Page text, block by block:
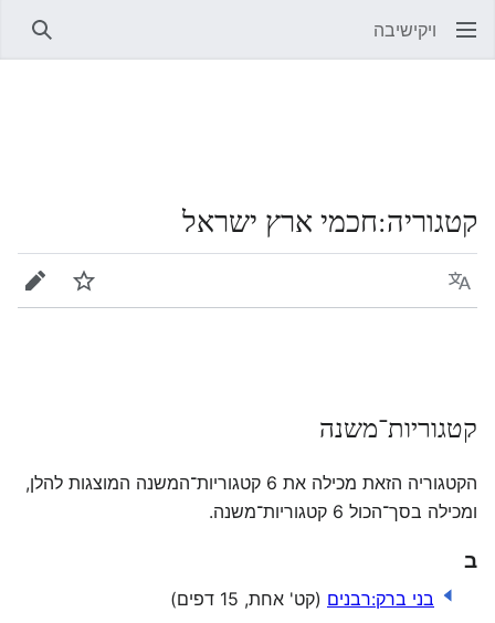
ויקישיבה
קטגוריה:חכמי ארץ ישראל
שפה מעקב
קטגוריות־משנה
הקטגוריה הזאת מכילה את 6 קטגוריות־המשנה המוצגות להלן,
ומכילה בסך־הכול 6 קטגוריות־משנה.
ב
בני ברק:רבנים (קט' אחת, 15 דפים)